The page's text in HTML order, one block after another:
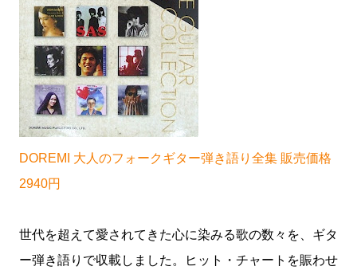
DOREMI 大人のフォークギター弾き語り全集 販売価格
2940円
世代を超えて愛されてきた心に染みる歌の数々を、ギタ
ー弾き語りで収載しました。ヒット・チャートを賑わせ